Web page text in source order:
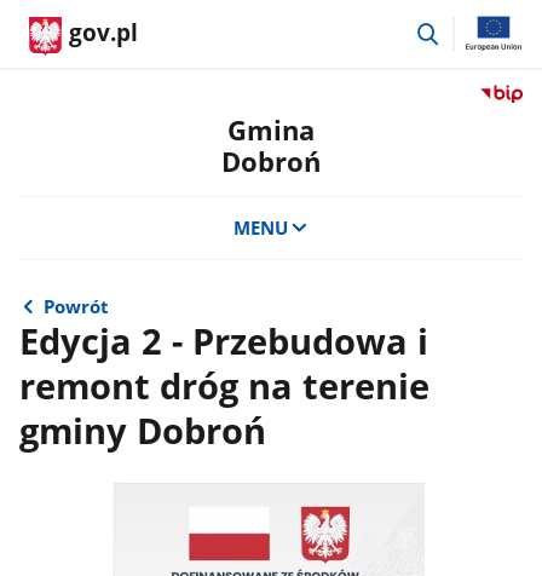
gov.pl
przejdź
Przejdź
Gmina
Dobroń
MENU
Powrót
Edycja 2 - Przebudowa i
remont dróg na terenie
gminy Dobroń